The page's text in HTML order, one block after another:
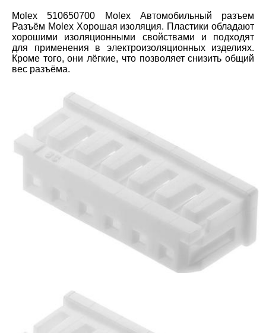
Molex 510650700 Molex Автомобильный разъем
Разъём Molex Хорошая изоляция. Пластики обладают
хорошими изоляционными свойствами и подходят
для применения в электроизоляционных изделиях.
Кроме того, они лёгкие, что позволяет снизить общий
вес разъёма.